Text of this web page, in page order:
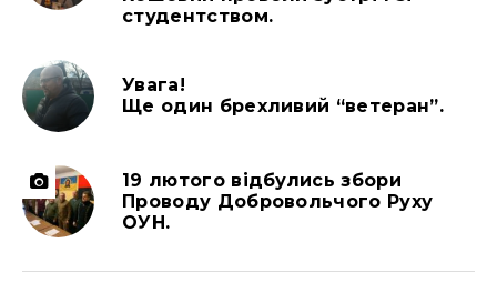
студентством.
Увага!
Ще один брехливий “ветеран”.
19 лютого відбулись збори
Проводу Добровольчого Руху
ОУН.